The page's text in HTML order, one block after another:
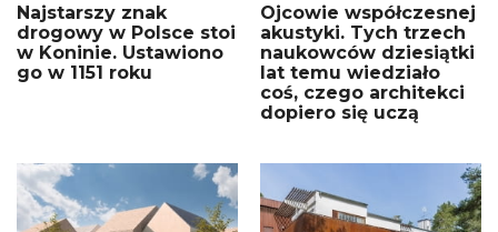
Najstarszy znak
drogowy w Polsce stoi
w Koninie. Ustawiono
go w 1151 roku
Ojcowie współczesnej
akustyki. Tych trzech
naukowców dziesiątki
lat temu wiedziało
coś, czego architekci
dopiero się uczą